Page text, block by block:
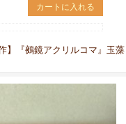
カートに入れる
】『鵺鏡アクリルコマ』玉藻